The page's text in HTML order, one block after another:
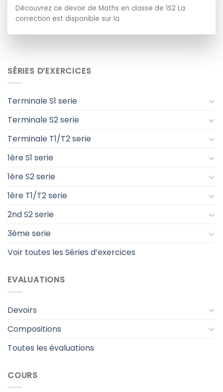
SÉRIES D’EXERCICES
Terminale S1 serie
Terminale S2 serie
Terminale T1/T2 serie
1ère S1 serie
1ère S2 serie
1ère T1/T2 serie
2nd S2 serie
3ème serie
Voir toutes les Séries d’exercices
EVALUATIONS
Devoirs
Compositions
Toutes les évaluations
COURS
Découvrez ce devoir de Maths en classe de 1S2 La
correction est disponible sur la